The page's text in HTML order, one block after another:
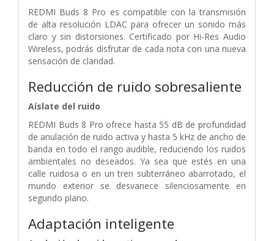
REDMI Buds 8 Pro es compatible con la transmisión
de alta resolución LDAC para ofrecer un sonido más
claro y sin distorsiones. Certificado por Hi-Res Audio
Wireless, podrás disfrutar de cada nota con una nueva
sensación de claridad.
Reducción de ruido sobresaliente
Aíslate del ruido
REDMI Buds 8 Pro ofrece hasta 55 dB de profundidad
de anulación de ruido activa y hasta 5 kHz de ancho de
banda en todo el rango audible, reduciendo los ruidos
ambientales no deseados. Ya sea que estés en una
calle ruidosa o en un tren subterráneo abarrotado, el
mundo exterior se desvanece silenciosamente en
segundo plano.
Adaptación inteligente